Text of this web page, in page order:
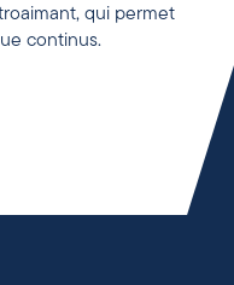
qui permet
continus.